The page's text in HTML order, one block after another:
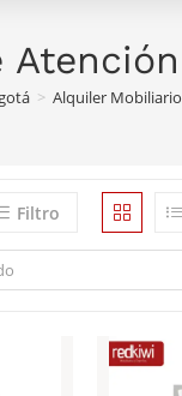
Venta
Contacto
Atención
> Alquiler Mobiliario
Filtro